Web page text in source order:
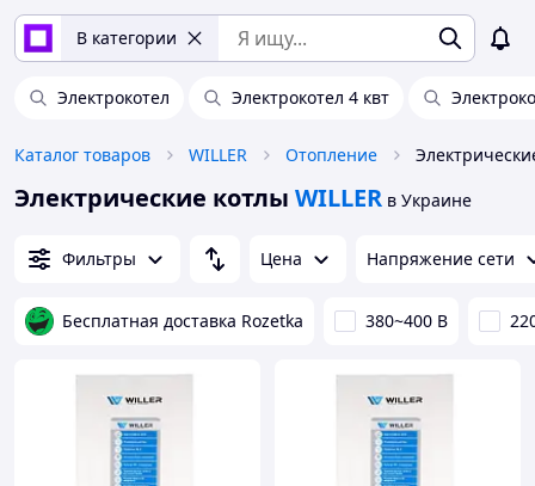
В категории
Электрокотел Электрокотел 4 квт
Каталог товаров WILLER Отопление
Электрические котлы WILLER в Украине
Фильтры Цена Напряжение сети
Бесплатная доставка Rozetka 380~400 В